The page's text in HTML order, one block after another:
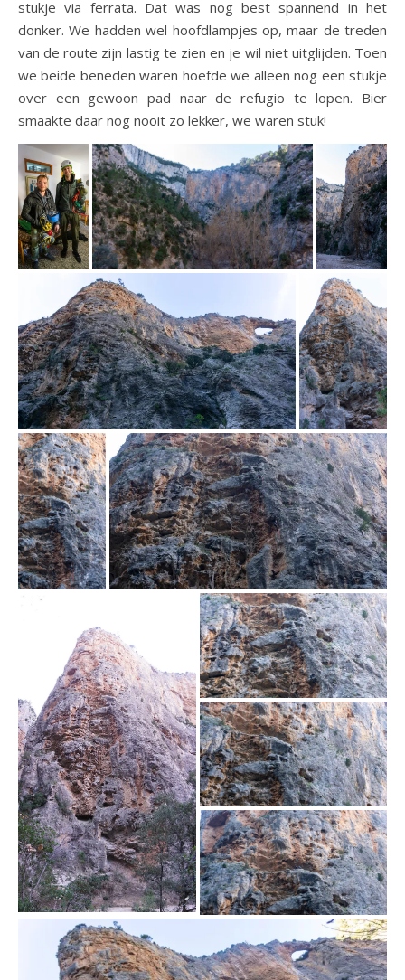
stukje via ferrata. Dat was nog best spannend in het
donker. We hadden wel hoofdlampjes op, maar de treden
van de route zijn lastig te zien en je wil niet uitglijden. Toen
we beide beneden waren hoefde we alleen nog een stukje
over een gewoon pad naar de refugio te lopen. Bier
smaakte daar nog nooit zo lekker, we waren stuk!